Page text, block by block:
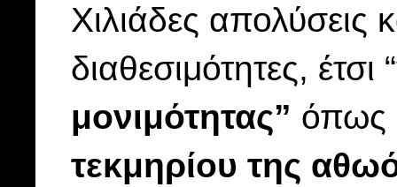
Χιλιάδες απολύσεις
διαθεσιμότητες, έτσι “
μονιμότητας” όπως
τεκμηρίου της